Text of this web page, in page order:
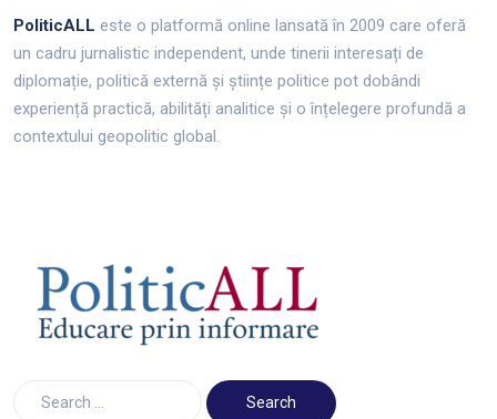
PoliticALL este o platformă online lansată în 2009 care oferă
un cadru jurnalistic independent, unde tinerii interesați de
diplomație, politică externă și științe politice pot dobândi
experiență practică, abilități analitice și o înțelegere profundă a
contextului geopolitic global.